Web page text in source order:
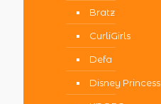
Bratz
CurliGirls
Defa
Disney Princess